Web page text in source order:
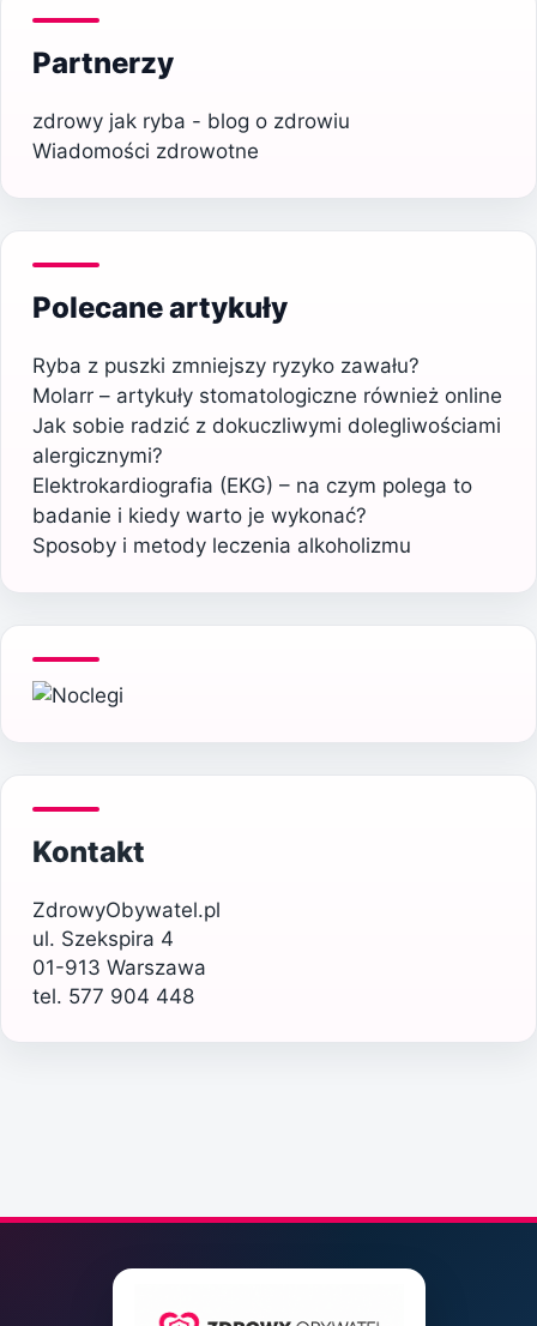
Partnerzy
zdrowy jak ryba - blog o zdrowiu
Wiadomości zdrowotne
Polecane artykuły
Ryba z puszki zmniejszy ryzyko zawału?
Molarr – artykuły stomatologiczne również online
Jak sobie radzić z dokuczliwymi dolegliwościami
alergicznymi?
Elektrokardiografia (EKG) – na czym polega to
badanie i kiedy warto je wykonać?
Sposoby i metody leczenia alkoholizmu
Kontakt
ZdrowyObywatel.pl
ul. Szekspira 4
01-913 Warszawa
tel. 577 904 448